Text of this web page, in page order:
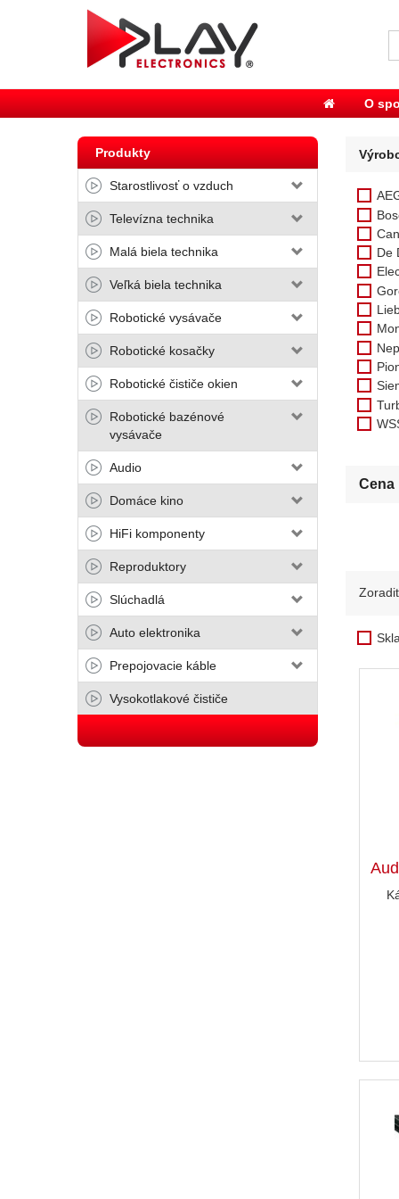
O
Produkty
Starostlivosť o vzduch
Televízna technika
Malá biela technika
Veľká biela technika
Robotické vysávače
Robotické kosačky
Robotické čističe okien
Robotické bazénové
vysávače
Audio
Domáce kino
HiFi komponenty
Reproduktory
Slúchadlá
Auto elektronika
Prepojovacie káble
Vysokotlakové čističe
De
Cena